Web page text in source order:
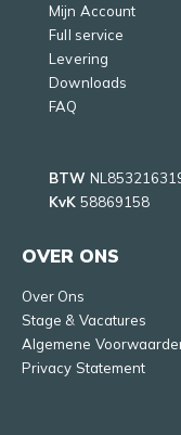
Mijn Account
Full service
Levering
Downloads
FAQ
BTW
KvK 58869158
OVER ONS
Over Ons
Stage & Vacatures
Algemene
Privacy Statement